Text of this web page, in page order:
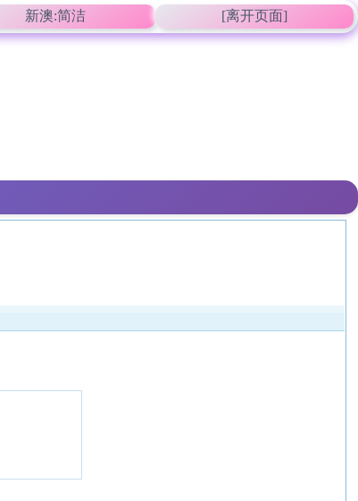
新澳:简洁 [离开页面]